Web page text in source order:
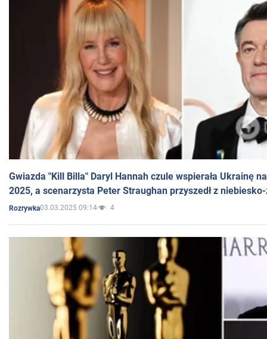
Gwiazda "Kill Billa" Daryl Hannah czule wspierała Ukrainę
2025, a scenarzysta Peter Straughan przyszedł z
Rozrywka03.03.2025 09:14 4